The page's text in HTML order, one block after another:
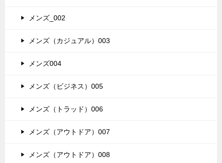
メンズ_002
メンズ（カジュアル）003
メンズ004
メンズ（ビジネス）005
メンズ（トラッド）006
メンズ（アウトドア）007
メンズ（アウトドア）008